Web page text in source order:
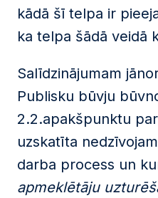
kādā šī telpa ir
ka telpa šādā veidā
Salīdzinājumam
Publisku būvju
2.2.apakšpunktu
uzskatīta
darba process un
apmeklētāju